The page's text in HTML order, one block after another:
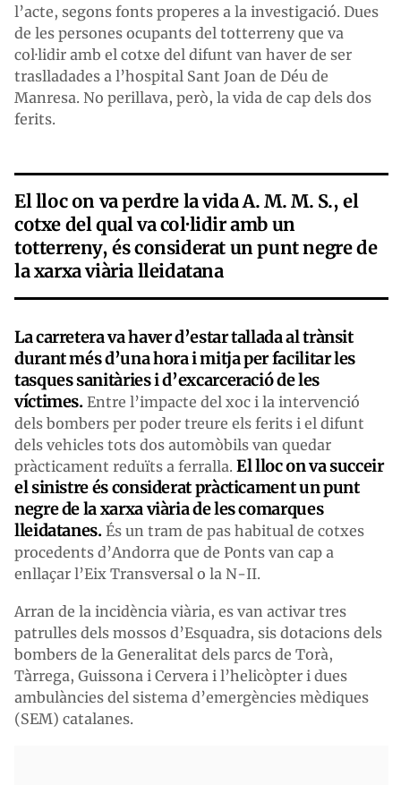
l’acte, segons fonts properes a la investigació. Dues
de les persones ocupants del totterreny que va
col·lidir amb el cotxe del difunt van haver de ser
traslladades a l’hospital Sant Joan de Déu de
Manresa. No perillava, però, la vida de cap dels dos
ferits.
El lloc on va perdre la vida A. M. M. S., el
cotxe del qual va col·lidir amb un
totterreny, és considerat un punt negre de
la xarxa viària lleidatana
La carretera va haver d’estar tallada al trànsit
durant més d’una hora i mitja per facilitar les
tasques sanitàries i d’excarceració de les
víctimes.Entre l’impacte del xoc i la intervenció
dels bombers per poder treure els ferits i el difunt
dels vehicles tots dos automòbils van quedar
pràcticament reduïts a ferralla. El lloc on va succeir
el sinistre és considerat pràcticament un punt
negre de la xarxa viària de les comarques
lleidatanes.És un tram de pas habitual de cotxes
procedents d’Andorra que de Ponts van cap a
enllaçar l’Eix Transversal o la N-II.
Arran de la incidència viària, es van activar tres
patrulles dels mossos d’Esquadra, sis dotacions dels
bombers de la Generalitat dels parcs de Torà,
Tàrrega, Guissona i Cervera i l’helicòpter i dues
ambulàncies del sistema d’emergències mèdiques
(SEM) catalanes.